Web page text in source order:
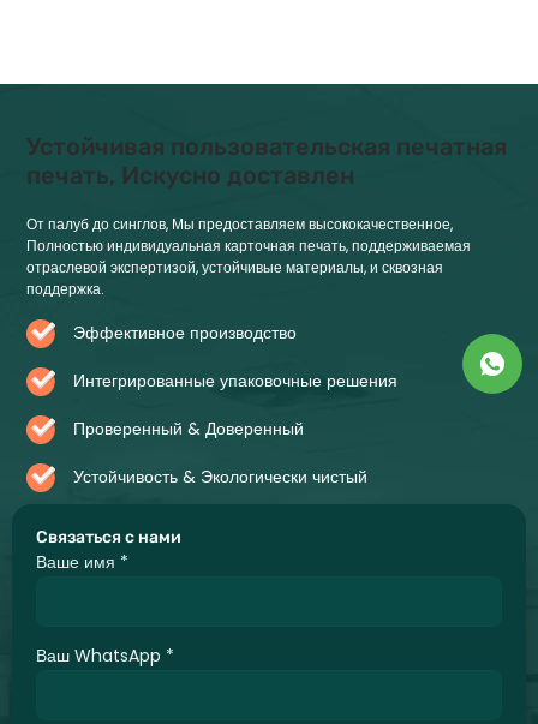
Связаться с нами
Ваше имя *
Ваш WhatsApp *
Устойчивая пользовательская печатная
печать, Искусно доставлен
От палуб до синглов, Мы предоставляем высококачественное,
Полностью индивидуальная карточная печать, поддерживаемая
отраслевой экспертизой, устойчивые материалы, и сквозная
поддержка.
Эффективное производство
Интегрированные упаковочные решения
Проверенный & Доверенный
Устойчивость & Экологически чистый